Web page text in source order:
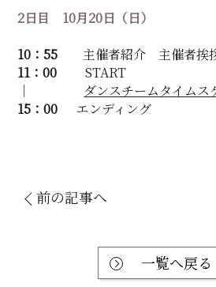
2日目 10月20日（日）
10：55 主催者紹介 主催者挨
11：00 START
｜ ダンスチームタイムス
15：00 エンディング
前の記事へ
一覧へ戻る